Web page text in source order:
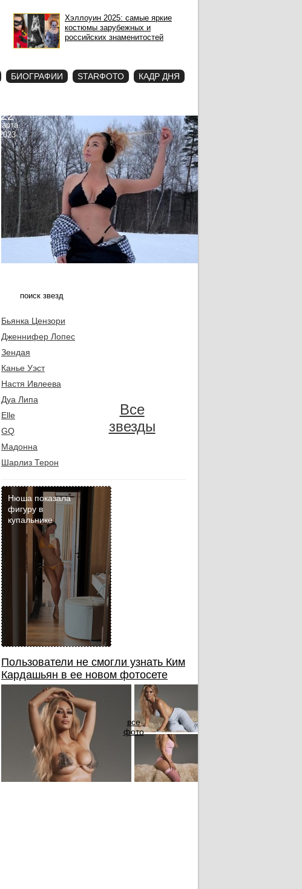
Хэллоуин 2025: самые яркие
костюмы зарубежных и
российских знаменитостей
БИОГРАФИИ STARФОТО КАДР ДНЯ
22
марта
2023
Бьянка Цензори
Дженнифер Лопес
Зендая
Канье Уэст
Настя Ивлеева
Дуа Липа
Elle
GQ
Мадонна
Шарлиз Терон
Все
звезды
Нюша показала
фигуру в
купальнике
Пользователи не смогли узнать Ким
Кардашьян в ее новом фотосете
все
фото